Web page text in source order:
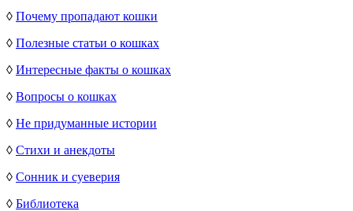
◊ Почему пропадают кошки
◊ Полезные статьи о кошках
◊ Интересные факты о кошках
◊ Вопросы о кошках
◊ Не придуманные истории
◊ Стихи и анекдоты
◊ Сонник и суеверия
◊ Библиотека